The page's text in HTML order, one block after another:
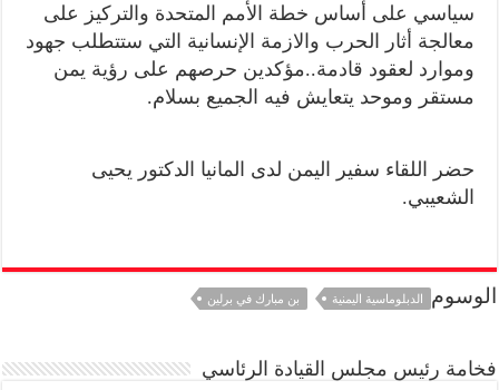
سياسي على أساس خطة الأمم المتحدة والتركيز على
معالجة أثار الحرب والازمة الإنسانية التي ستتطلب جهود
وموارد لعقود قادمة..مؤكدين حرصهم على رؤية يمن
مستقر وموحد يتعايش فيه الجميع بسلام.
حضر اللقاء سفير اليمن لدى المانيا الدكتور يحيى
الشعيبي.
الوسوم الدبلوماسية اليمنية بن مبارك في برلين
فخامة رئيس مجلس القيادة الرئاسي